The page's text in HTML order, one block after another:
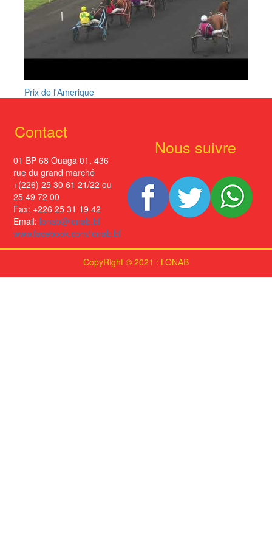
Prix de l'Amerique
Contact
01 BP 68 Ouaga 01. 436
rue du grand marché
+(226) 25 30 61 21/22 ou
25 49 72 00
Fax: +226 25 31 19 42
Email: lonab@lonab.bf
www.facebook.com/lonab.bf
Nous suivre
CopyRight © 2021 : LONAB